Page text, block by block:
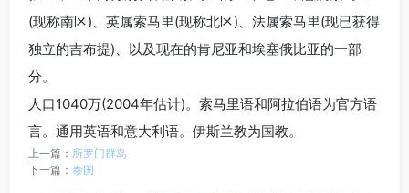
(现称南区)、英属索马里(现称北区)、法属索马里(现已获得
独立的吉布提)、以及现在的肯尼亚和埃塞俄比亚的一部
分。
人口1040万(2004年估计)。索马里语和阿拉伯语为官方语
言。通用英语和意大利语。伊斯兰教为国教。
上一篇： 所罗门群岛
下一篇： 泰国